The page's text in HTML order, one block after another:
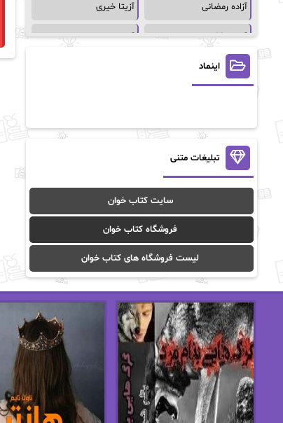
آزاده رمضانی آزیتا خیری
آسمان64 آسمان۶۵
آسیه احمدی
آن ماری سلینکو آنا تاد
آنالیا
آوا موسوی آیدا (Aixi)
آیدا باقری آیسان صادقی
ا_اصغر زاده ا_اصغرزاده
اریک مورگنشترن از نیلوفر لاری
استفانی مهیر استل مسکم
اسما کافی اصغر زاده
افسانه سماوات اکرم محمدی
ال جی اسمیت الف صاد
اینماد
تبلیغات متنی
سایت کتاب خوان
فروشگاه کتاب خوان
لیست فروشگاه های کتاب خوان